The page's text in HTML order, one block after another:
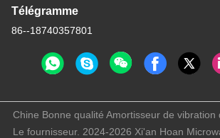
Télégramme
86--18740357801
Chine Bonne qualité Amortisseur de vibration
Le fournisseur. 2024-2026 Xi'an Hoan